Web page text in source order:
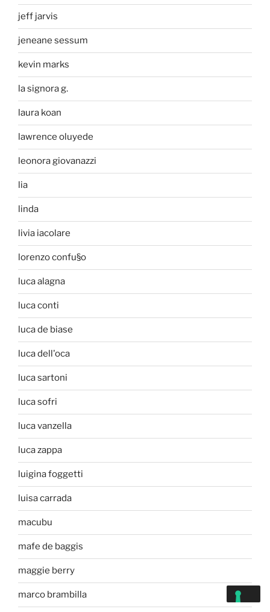
jeff jarvis
jeneane sessum
kevin marks
la signora g.
laura koan
lawrence oluyede
leonora giovanazzi
lia
linda
livia iacolare
lorenzo confu§o
luca alagna
luca conti
luca de biase
luca dell'oca
luca sartoni
luca sofri
luca vanzella
luca zappa
luigina foggetti
luisa carrada
macubu
mafe de baggis
maggie berry
marco brambilla